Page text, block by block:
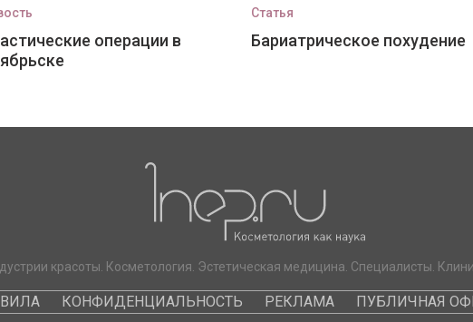
операции в
Статья
Бариатрическое похудение
красоты. Косметология. Эстетическая медицина. Специалисты.
КОНФИДЕНЦИАЛЬНОСТЬ РЕКЛАМА ПУБЛИЧНАЯ